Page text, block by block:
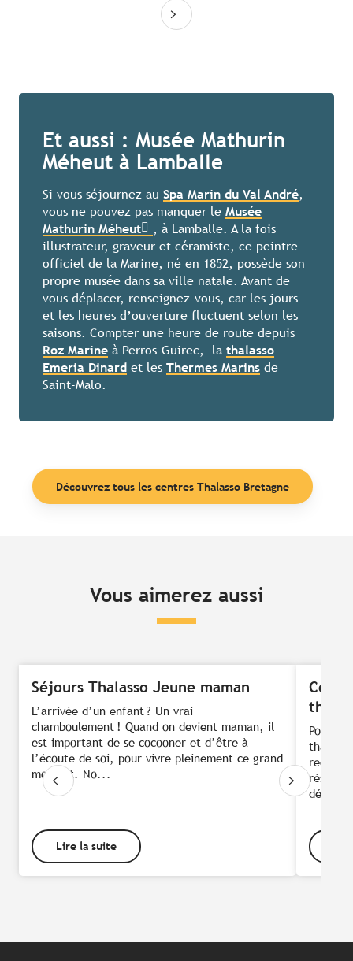
Et aussi : Musée Mathurin
Méheut à Lamballe
Si vous séjournez au Spa Marin du Val André,
vous ne pouvez pas manquer le Musée
Mathurin Méheut
, à Lamballe. A la fois
illustrateur, graveur et céramiste, ce peintre
officiel de la Marine, né en 1852, possède son
propre musée dans sa ville natale. Avant de
vous déplacer, renseignez-vous, car les jours
et les heures d’ouverture fluctuent selon les
saisons. Compter une heure de route depuis
Roz Marine à Perros-Guirec, la thalasso
Emeria Dinard et les Thermes Marins de
Saint-Malo.
Découvrez tous les centres Thalasso Bretagne
Vous aimerez aussi
Séjours Thalasso Jeune maman
L’arrivée d’un enfant ? Un vrai
chamboulement ! Quand on devient maman, il
est important de se cocooner et d’être à
l’écoute de soi, pour vivre pleinement ce grand
moment. No...
Lire la suite
Pour